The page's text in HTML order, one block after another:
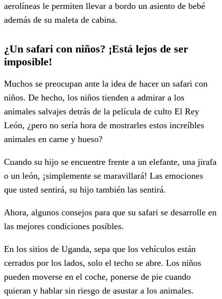
aerolíneas le permiten llevar a bordo un asiento de bebé
además de su maleta de cabina.
¿Un safari con niños? ¡Está lejos de ser
imposible!
Muchos se preocupan ante la idea de hacer un safari con
niños. De hecho, los niños tienden a admirar a los
animales salvajes detrás de la película de culto El Rey
León, ¿pero no sería hora de mostrarles estos increíbles
animales en carne y hueso?
Cuando su hijo se encuentre frente a un elefante, una jirafa
o un león, ¡simplemente se maravillará! Las emociones
que usted sentirá, su hijo también las sentirá.
Ahora, algunos consejos para que su safari se desarrolle en
las mejores condiciones posibles.
En los sitios de Uganda, sepa que los vehículos están
cerrados por los lados, solo el techo se abre. Los niños
pueden moverse en el coche, ponerse de pie cuando
quieran y hablar sin riesgo de asustar a los animales.